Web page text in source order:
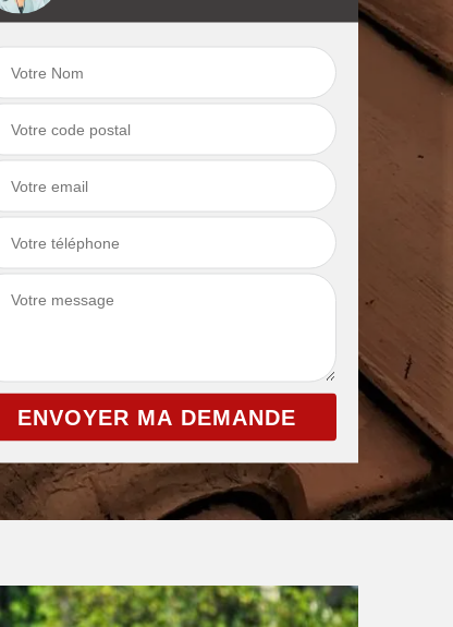
faîtage ou faîtière
31
Remplacement de
faîtage 31